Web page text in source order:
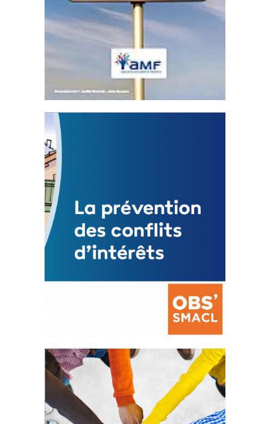
Statut de l’élu local
3 avril 2024
Mise à jour avril 2024
FEUILLETER
La prévention des conflits
d’intérêts
18 septembre 2023
FEUILLETER